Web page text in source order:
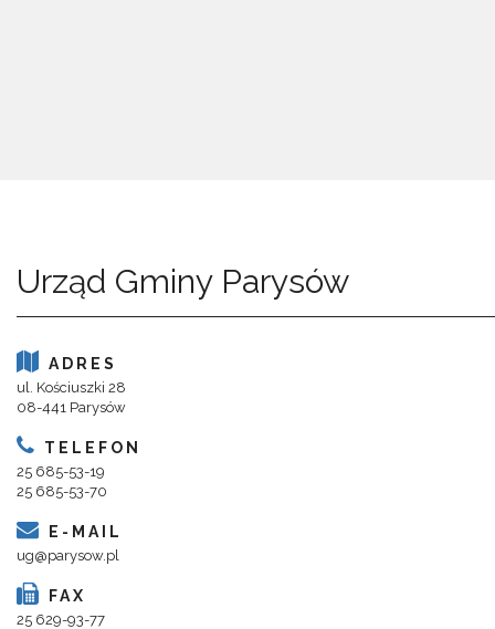
Urząd Gminy Parysów
ADRES
ul. Kościuszki 28
08-441 Parysów
TELEFON
25 685-53-19
25 685-53-70
E-MAIL
ug@parysow.pl
FAX
25 629-93-77